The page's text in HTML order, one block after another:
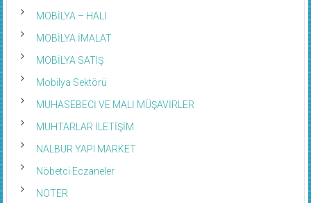
MOBİLYA – HALI
MOBİLYA İMALAT
MOBİLYA SATIŞ
Mobilya Sektörü
MUHASEBECİ VE MALİ MÜŞAVİRLER
MUHTARLAR İLETİŞİM
NALBUR YAPI MARKET
Nöbetci Eczaneler
NOTER